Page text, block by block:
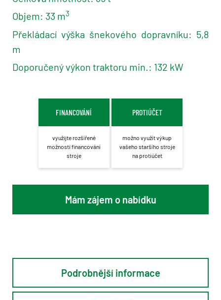
Objem: 33 m3
Překládací výška šnekového dopravníku: 5,8
m
Doporučený výkon traktoru min.: 132 kW
FINANCOVÁNÍ
využijte rozšířené
možnosti financování
stroje
PROTIÚČET
možno využít výkup
vašeho staršího stroje
na protiúčet
Mám zájem o nabídku
Podrobnější informace